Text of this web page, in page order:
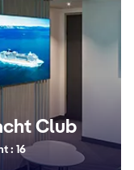
Club
: 16